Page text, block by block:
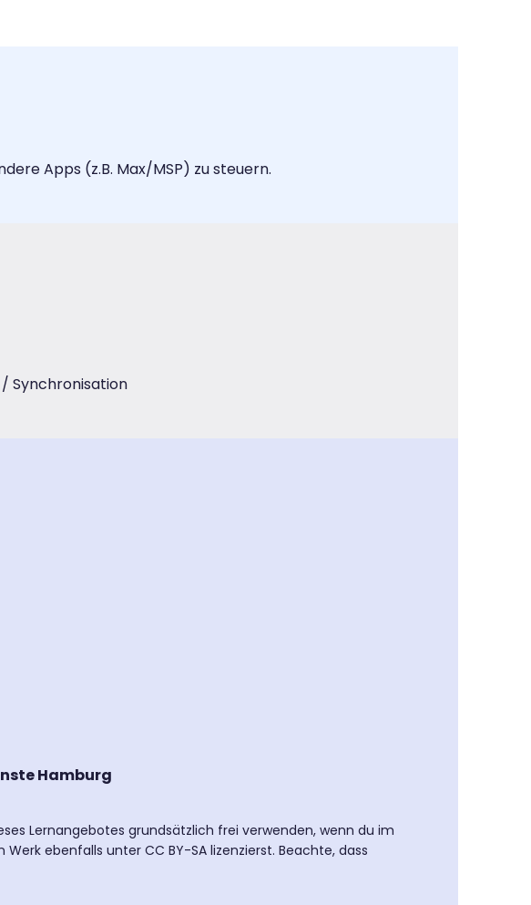
Apps (z.B. Max/MSP) zu steuern.
Synchronisation
Hamburg
Lernangebotes grundsätzlich frei verwenden, wenn du im
ebenfalls unter CC BY-SA lizenzierst. Beachte, dass